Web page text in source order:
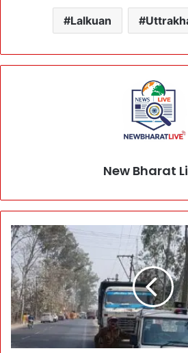
Lalkuan
New Bharat